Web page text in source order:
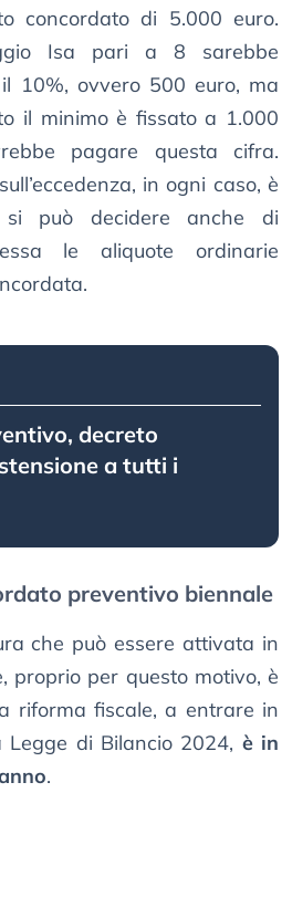
concordato di 5.000 euro.
Isa pari a 8 sarebbe
10%, ovvero 500 euro, ma
il minimo è fissato a 1.000
pagare questa cifra.
in ogni caso, è
si può decidere anche di
le aliquote ordinarie
decreto
a tutti i
preventivo biennale
che può essere attivata in
proprio per questo motivo, è
riforma fiscale, a entrare in
di Bilancio 2024, è in
.